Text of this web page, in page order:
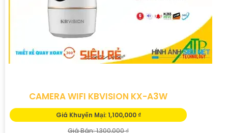
CAMERA WIFI KBVISION KX-A3W
Giá Khuyến Mại: 1,100,000 ₫
Giá Bán: 1,300,000 ₫